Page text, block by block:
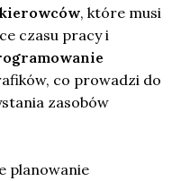
, które musi
czasu pracy i
co prowadzi do
zasobów
planowanie